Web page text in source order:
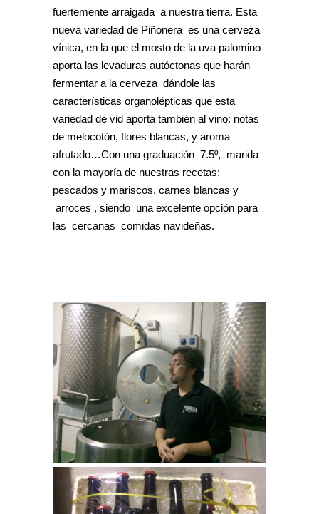
fuertemente arraigada a nuestra tierra. Esta
nueva variedad de Piñonera es una cerveza
vínica, en la que el mosto de la uva palomino
aporta las levaduras autóctonas que harán
fermentar a la cerveza dándole las
características organolépticas que esta
variedad de vid aporta también al vino: notas
de melocotón, flores blancas, y aroma
afrutado…Con una graduación 7.5º, marida
con la mayoría de nuestras recetas:
pescados y mariscos, carnes blancas y
arroces , siendo una excelente opción para
las cercanas comidas navideñas.